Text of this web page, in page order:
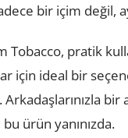
bir içim değil,
Tobacco, pratik
için ideal bir
bir
ürün yanınızda.